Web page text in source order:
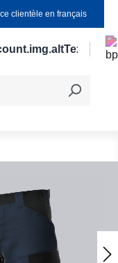
clientèle en français